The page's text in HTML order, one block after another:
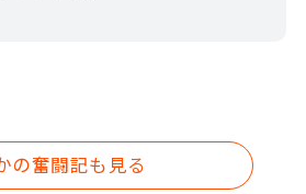
の奮闘記も見る